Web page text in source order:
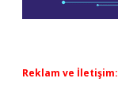
Reklam ve İletişim: